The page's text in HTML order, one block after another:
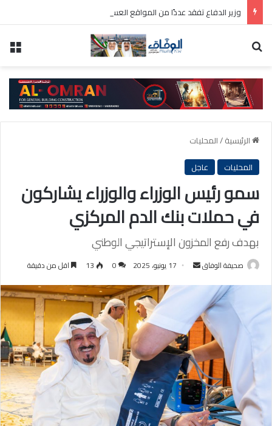
الرئيسية/المحليات
المحليات
عاجل
سمو رئيس الوزراء والوزراء يشاركون
في حملات بنك الدم المركزي
بهدف رفع المخزون الإستراتيجي الوطني
صحيفة الوفاق
أرسل
إلكترونيا
17 يونيو، 2025 0
13 اقل من دقيقة